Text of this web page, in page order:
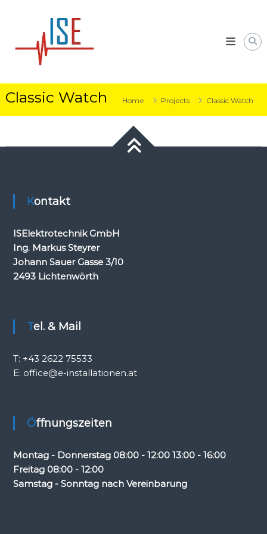
content
Steyrer
GmbH
Classic Watch Home Projects Classic Watch
Kontakt
ISElektrotechnik GmbH
Ing. Markus Steyrer
Johann Sauer Gasse 3/10
2493 Lichtenwörth
Tel. & Mail
T: +43 2622 75533
E: office@e-installationen.at
Öffnungszeiten
Montag - Donnerstag 08:00 - 12:00 13:00 - 16:00
Freitag 08:00 - 12:00
Samstag - Sonntag nach Vereinbarung